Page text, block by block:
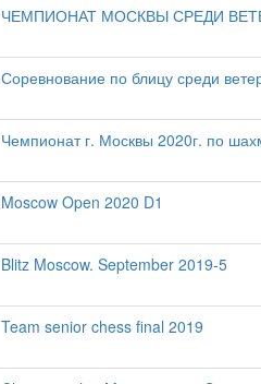
ЧЕМПИОНАТ МОСКВЫ СРЕДИ
Соревнование по блицу среди
Чемпионат г. Москвы 2020г. по
Moscow Open 2020 D1
Blitz Moscow. September 2019-5
Team senior chess final 2019